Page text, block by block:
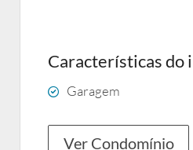
Características do
Garagem
Ver Condomínio